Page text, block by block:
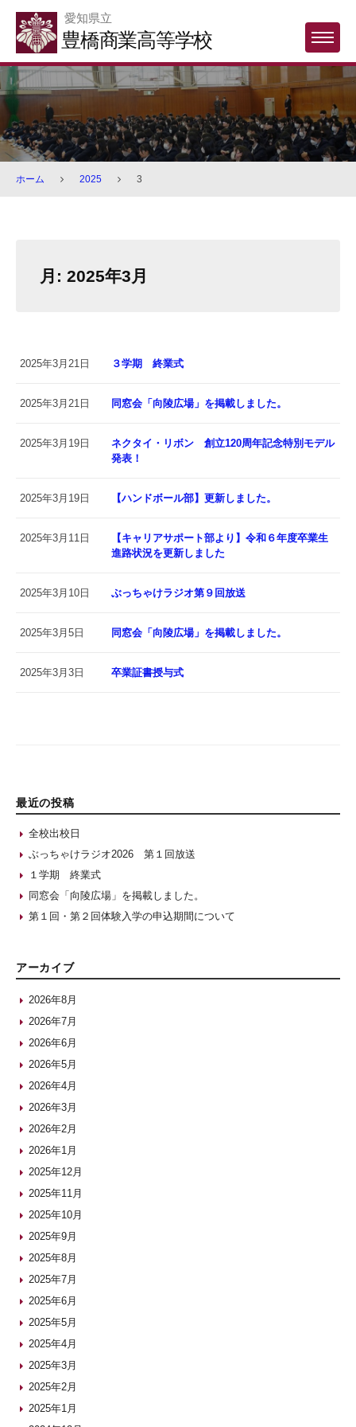
Skip
content
愛知県立
豊橋商業高等学校 MENU
ホーム 2025 3
月: 2025年3月
2025年3月21日 ３学期 終業式
2025年3月21日 同窓会「向陵広場」を掲載しました。
2025年3月19日
ネクタイ・リボン 創立120周年記念特別モデル
発表！
2025年3月19日 【ハンドボール部】更新しました。
2025年3月11日
【キャリアサポート部より】令和６年度卒業生
進路状況を更新しました
2025年3月10日 ぶっちゃけラジオ第９回放送
2025年3月5日 同窓会「向陵広場」を掲載しました。
2025年3月3日 卒業証書授与式
最近の投稿
全校出校日
ぶっちゃけラジオ2026 第１回放送
１学期 終業式
同窓会「向陵広場」を掲載しました。
第１回・第２回体験入学の申込期間について
アーカイブ
2026年8月
2026年7月
2026年6月
2026年5月
2026年4月
2026年3月
2026年2月
2026年1月
2025年12月
2025年11月
2025年10月
2025年9月
2025年8月
2025年7月
2025年6月
2025年5月
2025年4月
2025年3月
2025年2月
2025年1月